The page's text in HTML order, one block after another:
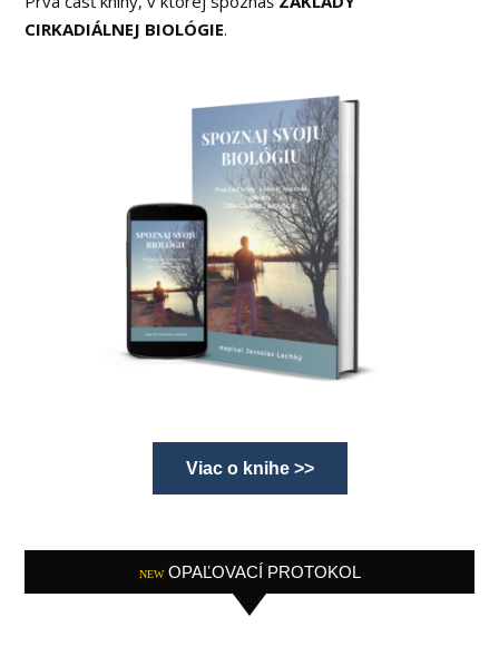
CIRKADIÁLNEJ BIOLÓGIE.
Viac o knihe >>
NEW OPAĽOVACÍ PROTOKOL